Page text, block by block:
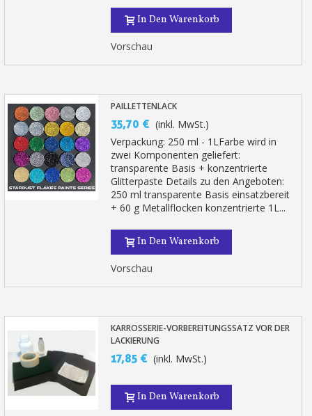
In Den Warenkorb
Vorschau
PAILLETTENLACK
35,70 € (inkl. MwSt.)
Verpackung: 250 ml - 1LFarbe wird in
zwei Komponenten geliefert:
transparente Basis + konzentrierte
Glitterpaste Details zu den Angeboten:
250 ml transparente Basis einsatzbereit
+ 60 g Metallflocken konzentrierte 1L...
In Den Warenkorb
Vorschau
KARROSSERIE-VORBEREITUNGSSATZ VOR DER
LACKIERUNG
17,85 € (inkl. MwSt.)
In Den Warenkorb